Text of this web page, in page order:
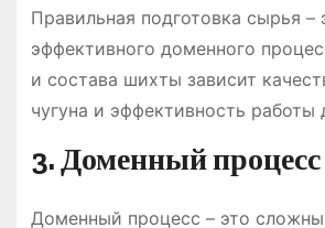
Правильная подготовка сырья –
эффективного доменного
и состава шихты зависит
чугуна и эффективность работы
3. Доменный процесс
Доменный процесс – это